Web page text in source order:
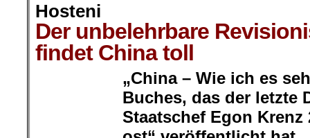
Hosteni
Der unbelehrbare
findet China toll
„China – Wie ich es
Buches, das der letzte
Staatschef Egon Krenz